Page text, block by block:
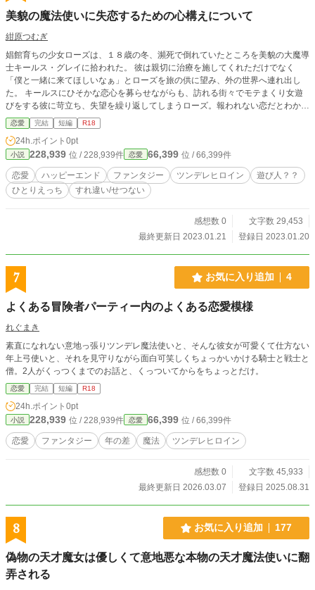
美貌の魔法使いに失恋するための心構えについて
紺原つむぎ
娼館育ちの少女ローズは、１８歳の冬、瀕死で倒れていたところを美貌の大魔導
士キールス・グレイに拾われた。 彼は親切に治療を施してくれただけでなく
「僕と一緒に来てほしいなぁ」とローズを旅の供に望み、外の世界へ連れ出し
た。 キールスにひそかな恋心を募らせながらも、訪れる街々でモテまくり女遊
びをする彼に苛立ち、失望を繰り返してしまうローズ。報われない恋だとわかっ
ているから、絶対にこの気持ちを告げたくない。 それなのにキールスは、暴れ
るローズを寝台に押し付けて悲しそうな顔をするのだ――。 大人で子どもなふ
たりの、すれちがいハピエン。
恋愛 完結 短編 R18
24h.ポイント 0pt
小説 228,939 位 / 228,939件 恋愛 66,399 位 / 66,399件
恋愛 ハッピーエンド ファンタジー ツンデレヒロイン
遊び人？？
ひとりえっち
すれ違い/せつない
感想数 0
文字数 29,453
最終更新日 2023.01.21
登録日 2023.01.20
7 お気に入り追加 4
よくある冒険者パーティー内のよくある恋愛模様
れぐまき
素直になれない意地っ張りツンデレ魔法使いと、そんな彼女が可愛くて仕方ない
年上弓使いと、それを見守りながら面白可笑しくちょっかいかける騎士と戦士と
僧。2人がくっつくまでのお話と、くっついてからをちょっとだけ。
恋愛 完結 短編 R18
24h.ポイント 0pt
小説 228,939 位 / 228,939件 恋愛 66,399 位 / 66,399件
恋愛 ファンタジー 年の差 魔法 ツンデレヒロイン
感想数 0
文字数 45,933
最終更新日 2026.03.07
登録日 2025.08.31
8 お気に入り追加 177
偽物の天才魔女は優しくて意地悪な本物の天才魔法使いに翻
弄される